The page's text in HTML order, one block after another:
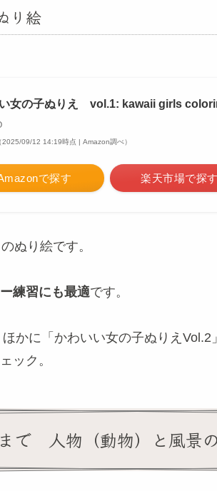
り絵
女の子ぬりえ vol.1: kawaii girls
2025/09/12 14:19時点 | Amazon調べ）
で探す 楽天市場で探す
ぬり絵です。
練習にも最適です。
かに「かわいい女の子ぬりえ
ック。
で 人物（動物）と風景